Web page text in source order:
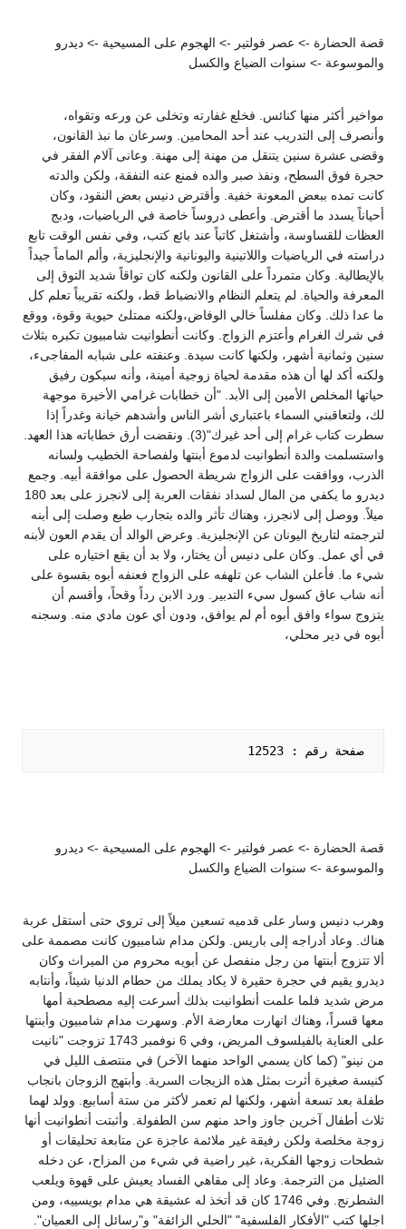
قصة الحضارة -> عصر فولتير -> الهجوم على المسيحية -> ديدرو
والموسوعة -> سنوات الضياع والكسل
مواخير أكثر منها كنائس. فخلع غفارته وتخلى عن ورعه وتقواه،
وأنصرف إلى التدريب عند أحد المحامين. وسرعان ما نبذ القانون،
وقضى عشرة سنين يتنقل من مهنة إلى مهنة. وعانى آلام الفقر في
حجرة فوق السطح، ونفذ صبر والده فمنع عنه النفقة، ولكن والدته
كانت تمده ببعض المعونة خفية. وأقترض دنيس بعض النقود، وكان
أحياناً يسدد ما أقترض. وأعطى دروساً خاصة في الرياضيات، ودبج
العظات للقساوسة، وأشتغل كاتباً عند بائع كتب، وفي نفس الوقت تابع
دراسته في الرياضيات واللاتينية واليونانية والإنجليزية، وألم الماماً جيداً
بالإيطالية. وكان متمرداً على القانون ولكنه كان تواقاً شديد التوق إلى
المعرفة والحياة. لم يتعلم النظام والانضباط قط، ولكنه تقريباً تعلم كل
ما عدا ذلك. وكان مفلساً خالي الوفاض،ولكنه ممتلئ حيوية وقوة، ووقع
في شرك الغرام وأعتزم الزواج. وكانت أنطوانيت شامبيون تكبره بثلاث
سنين وثمانية أشهر، ولكنها كانت سيدة. وعنفته على شبابه المفاجىء،
ولكنه أكد لها أن هذه مقدمة لحياة زوجية أمينة، وأنه سيكون رفيق
حياتها المخلص الأمين إلى الأبد. "أن خطابات غرامي الأخيرة موجهة
لك، ولتعاقبني السماء باعتباري أشر الناس وأشدهم خيانة وغدراً إذا
سطرت كتاب غرام إلى أحد غيرك"(3). ونقضت أرق خطاباته هذا العهد.
واستسلمت والدة أنطوانيت لدموع أبنتها ولفصاحة الخطيب ولسانه
الذرب، ووافقت على الزواج شريطة الحصول على موافقة أبيه. وجمع
ديدرو ما يكفي من المال لسداد نفقات العربة إلى لانجرز على بعد 180
ميلاً. ووصل إلى لانجرز، وهناك تأثر والده بتجارب طبع وصلت إلى أبنه
لترجمته لتاريخ اليونان عن الإنجليزية. وعرض الوالد أن يقدم العون لأبنه
في أي عمل. وكان على دنيس أن يختار، ولا بد أن يقع اختياره على
شيء ما. فأعلن الشاب عن تلهفه على الزواج فعنفه أبوه بقسوة على
أنه شاب عاق كسول سيء التدبير. ورد الابن رداً وقحاً، وأقسم أن
يتزوج سواء وافق أبوه أم لم يوافق، ودون أي عون مادي منه. وسجنه
أبوه في دير محلي،
صفحة رقم : 12523
قصة الحضارة -> عصر فولتير -> الهجوم على المسيحية -> ديدرو
والموسوعة -> سنوات الضياع والكسل
وهرب دنيس وسار على قدميه تسعين ميلاً إلى تروي حتى أستقل عربة
هناك. وعاد أدراجه إلى باريس. ولكن مدام شامبيون كانت مصممة على
ألا تتزوج أبنتها من رجل منفصل عن أبويه محروم من الميراث وكان
ديدرو يقيم في حجرة حقيرة لا يكاد يملك من حطام الدنيا شيئاً، وأنتابه
مرض شديد فلما علمت أنطوانيت بذلك أسرعت إليه مصطحبة أمها
معها قسراً، وهناك انهارت معارضة الأم. وسهرت مدام شامبيون وأبنتها
على العناية بالفيلسوف المريض، وفي 6 نوفمبر 1743 تزوجت "نانيت
من نينو" (كما كان يسمي الواحد منهما الآخر) في منتصف الليل في
كنيسة صغيرة أثرت بمثل هذه الزيجات السرية. وأبتهج الزوجان بانجاب
طفلة بعد تسعة أشهر، ولكنها لم تعمر لأكثر من ستة أسابيع. وولد لهما
ثلاث أطفال آخرين جاوز واحد منهم سن الطفولة. وأثبتت أنطوانيت أنها
زوجة مخلصة ولكن رفيقة غير ملائمة عاجزة عن متابعة تحليقات أو
شطحات زوجها الفكرية، غير راضية في شيء من المزاح، عن دخله
الضئيل من الترجمة. وعاد إلى مقاهي الفساد يعيش على قهوة ويلعب
الشطرنج. وفي 1746 كان قد أتخذ له عشيقة هي مدام بويسييه، ومن
اجلها كتب "الأفكار الفلسفية" "الحلي الزائفة" و"رسائل إلى العميان".